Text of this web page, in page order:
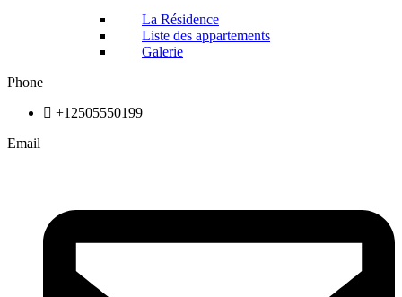
La Résidence
Liste des appartements
Galerie
Phone
+12505550199
Email